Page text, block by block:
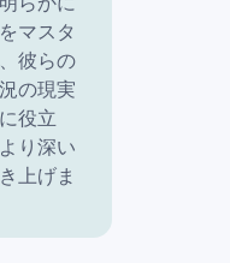
マスタ
彼らの
の現実
役立
り深い
上げま